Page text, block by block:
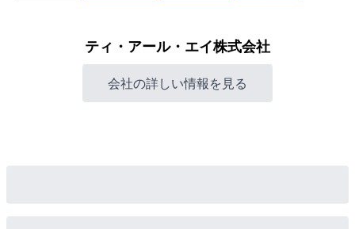
ティ・アール・エイ株式会社
会社の詳しい情報を見る